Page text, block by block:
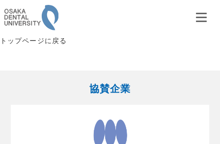
トップページに戻る
協賛企業